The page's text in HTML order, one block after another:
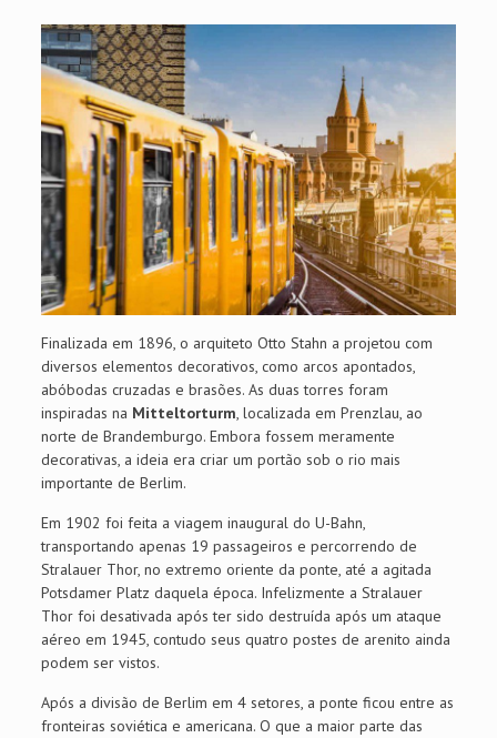
Finalizada em 1896, o arquiteto Otto Stahn a projetou com
diversos elementos decorativos, como arcos apontados,
abóbodas cruzadas e brasões. As duas torres foram
inspiradas na Mitteltorturm, localizada em Prenzlau, ao
norte de Brandemburgo. Embora fossem meramente
decorativas, a ideia era criar um portão sob o rio mais
importante de Berlim.
Em 1902 foi feita a viagem inaugural do U-Bahn,
transportando apenas 19 passageiros e percorrendo de
Stralauer Thor, no extremo oriente da ponte, até a agitada
Potsdamer Platz daquela época. Infelizmente a Stralauer
Thor foi desativada após ter sido destruída após um ataque
aéreo em 1945, contudo seus quatro postes de arenito ainda
podem ser vistos.
Após a divisão de Berlim em 4 setores, a ponte ficou entre as
fronteiras soviética e americana. O que a maior parte das